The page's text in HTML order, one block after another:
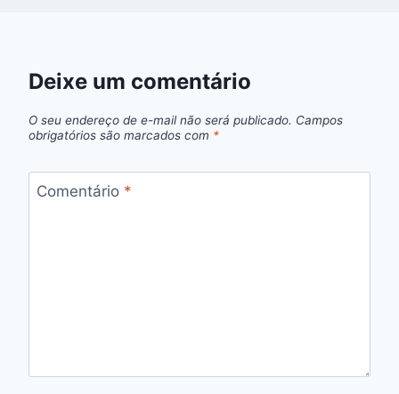
Deixe um comentário
O seu endereço de e-mail não será publicado. Campos
obrigatórios são marcados com *
Comentário *